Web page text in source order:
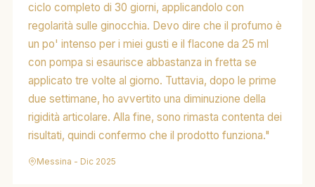
ciclo completo di 30 giorni, applicandolo con
regolarità sulle ginocchia. Devo dire che il profumo è
un po' intenso per i miei gusti e il flacone da 25 ml
con pompa si esaurisce abbastanza in fretta se
applicato tre volte al giorno. Tuttavia, dopo le prime
due settimane, ho avvertito una diminuzione della
rigidità articolare. Alla fine, sono rimasta contenta dei
risultati, quindi confermo che il prodotto funziona."
Messina - Dic 2025